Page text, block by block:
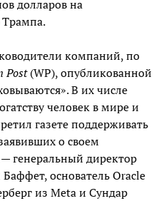
долларов на
компаний, по
Post(WP), опубликованной
В их числе
человек в мире и
газете поддерживать
о своем
генеральный директор
основатель Oracle
из Meta и Сундар